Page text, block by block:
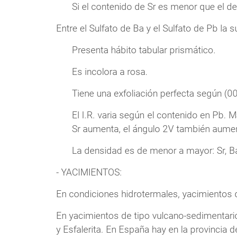
Si el contenido de Sr es menor que el
Entre el Sulfato de Ba y el Sulfato de Pb la
Presenta hábito tabular prismático.
Es incolora a rosa.
Tiene una exfoliación perfecta según
El I.R. varia según el contenido en Pb.
Sr aumenta, el ángulo 2V también
La densidad es de menor a mayor: Sr,
- YACIMIENTOS:
En condiciones hidrotermales, yacimientos
En yacimientos de tipo vulcano-
y Esfalerita. En España hay en la provincia